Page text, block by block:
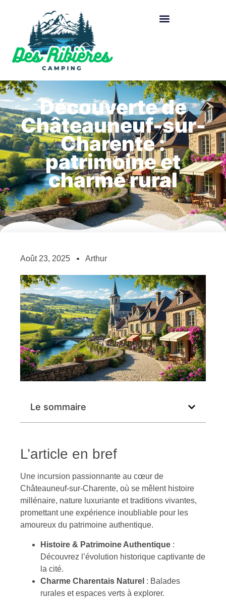
Découverte de
Châteauneuf-sur-
Charente :
patrimoine et
charme rural
Août 23, 2025 Arthur
Le sommaire
L’article en bref
Une incursion passionnante au cœur de
Châteauneuf-sur-Charente, où se mêlent histoire
millénaire, nature luxuriante et traditions vivantes,
promettant une expérience inoubliable pour les
amoureux du patrimoine authentique.
Histoire & Patrimoine Authentique :
Découvrez l’évolution historique captivante de
la cité.
Charme Charentais Naturel : Balades
rurales et espaces verts à explorer.